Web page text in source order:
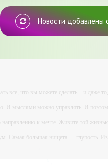
Новости добавлены
все, что вы можете сделать – и даже
И мыслями можно управлять. И
направлению к мечте. Живите той
Самая большая нищета — глупость.